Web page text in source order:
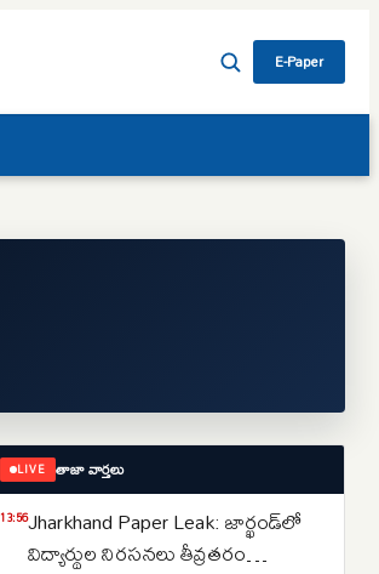
E-Paper
LIVE తాజా వార్తలు
13:56Jharkhand Paper Leak: జార్ఖండ్‌లో
విద్యార్థుల నిరసనలు తీవ్రతరం…